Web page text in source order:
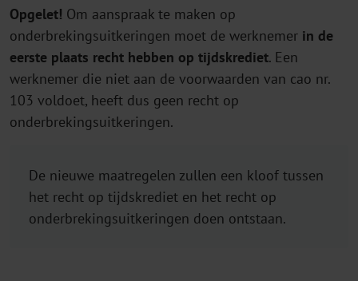
Opgelet! Om aanspraak te maken op
onderbrekingsuitkeringen moet de werknemer in de
eerste plaats recht hebben op tijdskrediet. Een
werknemer die niet aan de voorwaarden van cao nr.
103 voldoet, heeft dus geen recht op
onderbrekingsuitkeringen.
De nieuwe maatregelen zullen een kloof tussen
het recht op tijdskrediet en het recht op
onderbrekingsuitkeringen doen ontstaan.